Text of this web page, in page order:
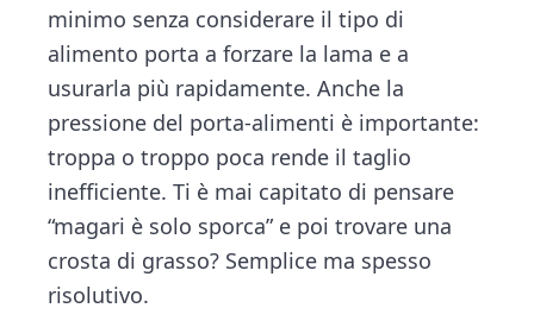
minimo senza considerare il tipo di
alimento porta a forzare la lama e a
usurarla più rapidamente. Anche la
pressione del porta-alimenti è importante:
troppa o troppo poca rende il taglio
inefficiente. Ti è mai capitato di pensare
“magari è solo sporca” e poi trovare una
crosta di grasso? Semplice ma spesso
risolutivo.